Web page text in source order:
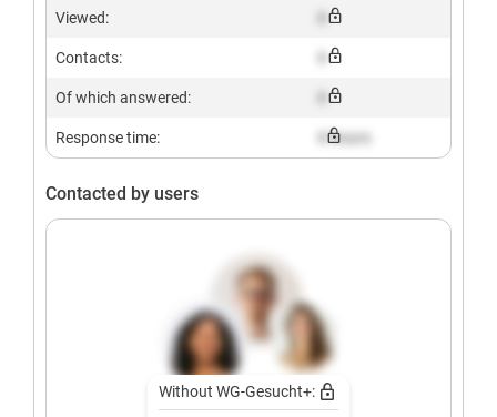
Viewed:
Contacts:
Of which answered:
Response time: X hours
Contacted by users
Without WG-Gesucht+: